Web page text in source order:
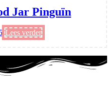
Jar Pinguïn
Lees verder